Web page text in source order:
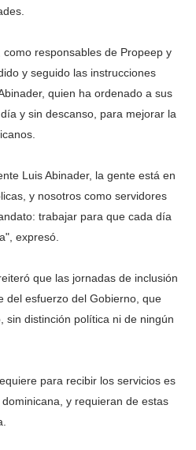
responsables de Propeep y
y seguido las instrucciones
quien ha ordenado a sus
y sin descanso, para mejorar la
Luis Abinader, la gente está en
y nosotros como servidores
trabajar para que cada día
expresó.
que las jornadas de inclusión
del esfuerzo del Gobierno, que
sin distinción política ni de ningún
para recibir los servicios es
y requieran de estas